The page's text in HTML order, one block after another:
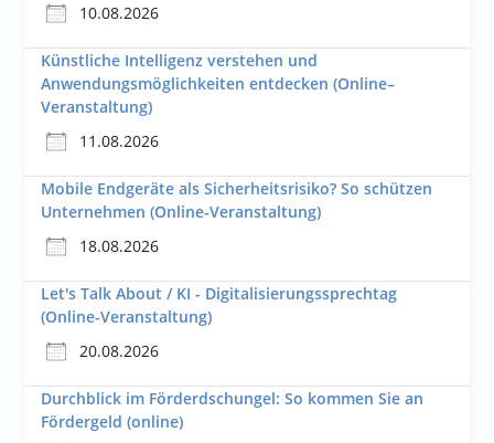
10.08.2026
Künstliche Intelligenz verstehen und
Anwendungsmöglichkeiten entdecken (Online–
Veranstaltung)
11.08.2026
Mobile Endgeräte als Sicherheitsrisiko? So schützen
Unternehmen (Online-Veranstaltung)
18.08.2026
Let's Talk About / KI - Digitalisierungssprechtag
(Online-Veranstaltung)
20.08.2026
Durchblick im Förderdschungel: So kommen Sie an
Fördergeld (online)